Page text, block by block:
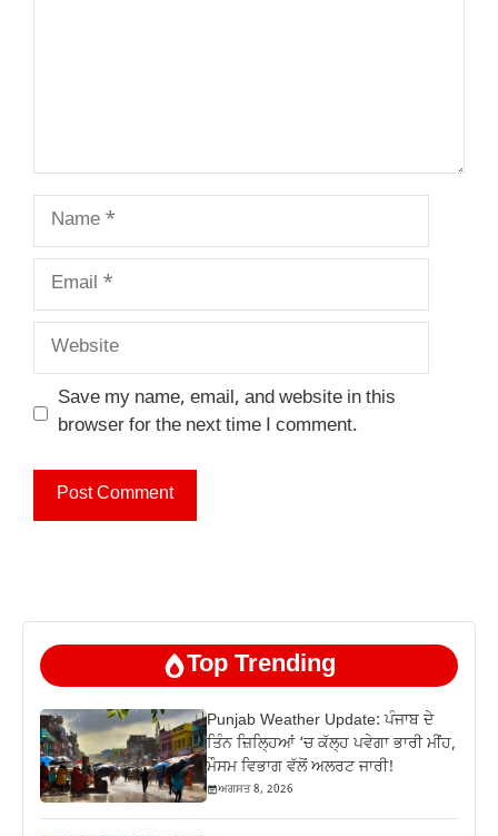
Name
Email
Website
Save my name, email, and website in this
browser for the next time I comment.
Top Trending
Punjab Weather Update: ਪੰਜਾਬ ਦੇ
ਤਿੰਨ ਜ਼‍ਿਲ੍ਹਿਆਂ ‘ਚ ਕੱਲ੍ਹ ਪਵੇਗਾ ਭਾਰੀ ਮੀਂਹ,
ਮੌਸਮ ਵਿਭਾਗ ਵੱਲੋਂ ਅਲਰਟ ਜਾਰੀ!
ਅਗਸਤ 8, 2026